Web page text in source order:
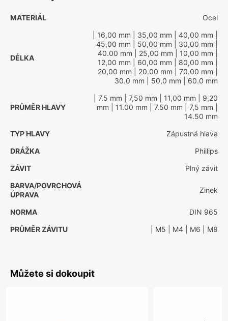
MATERIÁL Ocel
DÉLKA
| 16,00 mm | 35,00 mm | 40,00 mm
45,00 mm | 50,00 mm | 30,00 mm
40.00 mm | 25,00 mm | 10,00 mm
12,00 mm | 60,00 mm | 80,00 mm
20,00 mm | 20.00 mm | 70.00 mm
30.0 mm | 50,0 mm | 60.0 mm
PRŮMĚR HLAVY
| 7.5 mm | 7,50 mm | 11,00 mm | 9,20
mm | 11.00 mm | 7.50 mm | 7,5 mm
14.50 mm
TYP HLAVY
Zápustná hlava
DRÁŽKA
Phillips
ZÁVIT
Plný závit
BARVA/POVRCHOVÁ
ÚPRAVA
Zinek
NORMA
DIN 965
PRŮMĚR ZÁVITU
| M5 | M4 | M6 | M8
Můžete si dokoupit